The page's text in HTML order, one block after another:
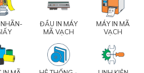
ĐẦU IN MÁY
MÃ VẠCH
MÁY IN MÃ
VẠCH